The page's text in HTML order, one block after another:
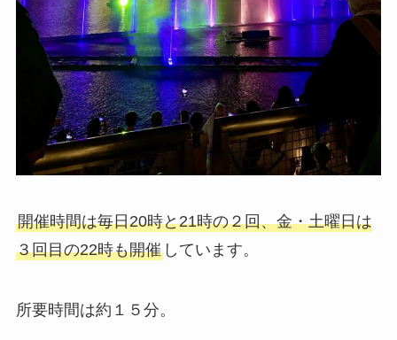
開催時間は毎日20時と21時の２回、金・土曜日は
３回目の22時も開催しています。
所要時間は約１５分。